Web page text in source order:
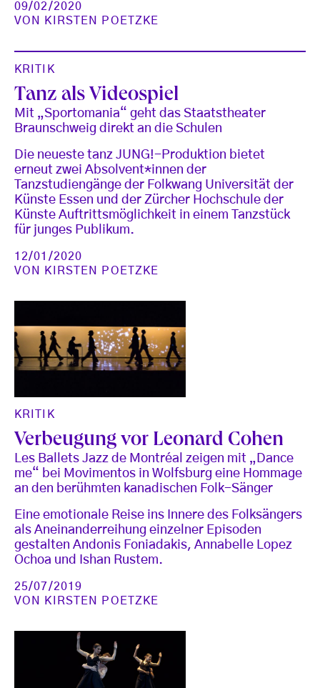
09/02/2020
VON
KIRSTEN POETZKE
KRITIK
Tanz als Videospiel
Mit „Sportomania“ geht das Staatstheater
Braunschweig direkt an die Schulen
Die neueste tanz JUNG!-Produktion bietet
erneut zwei Absolvent*innen der
Tanzstudiengänge der Folkwang Universität der
Künste Essen und der Zürcher Hochschule der
Künste Auftrittsmöglichkeit in einem Tanzstück
für junges Publikum.
12/01/2020
VON
KIRSTEN POETZKE
KRITIK
Verbeugung vor Leonard Cohen
Les Ballets Jazz de Montréal zeigen mit „Dance
me“ bei Movimentos in Wolfsburg eine Hommage
an den berühmten kanadischen Folk-Sänger
Eine emotionale Reise ins Innere des Folksängers
als Aneinanderreihung einzelner Episoden
gestalten Andonis Foniadakis, Annabelle Lopez
Ochoa und Ishan Rustem.
25/07/2019
VON
KIRSTEN POETZKE